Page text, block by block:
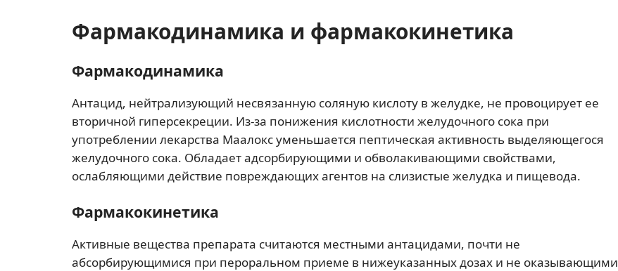
Фармакодинамика и фармакокинетика
Фармакодинамика
Антацид, нейтрализующий несвязанную соляную кислоту в желудке, не провоцирует ее
вторичной гиперсекреции. Из-за понижения кислотности желудочного сока при
употреблении лекарства Маалокс уменьшается пептическая активность выделяющегося
желудочного сока. Обладает адсорбирующими и обволакивающими свойствами,
ослабляющими действие повреждающих агентов на слизистые желудка и пищевода.
Фармакокинетика
Активные вещества препарата считаются местными антацидами, почти не
абсорбирующимися при пероральном приеме в нижеуказанных дозах и не оказывающими